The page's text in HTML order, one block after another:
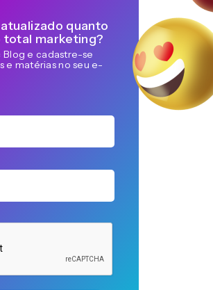
quanto
total marketing?
e cadastre-se
e matérias no seu e-